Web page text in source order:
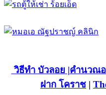
วิธีทำ บัวลอย |คำนวณ
ฝาก โคราช |